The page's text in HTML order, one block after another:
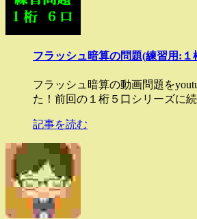
フラッシュ暗算の問題(練習用:１
フラッシュ暗算の動画問題を
た！前回の１桁５口シリーズに
記事を読む